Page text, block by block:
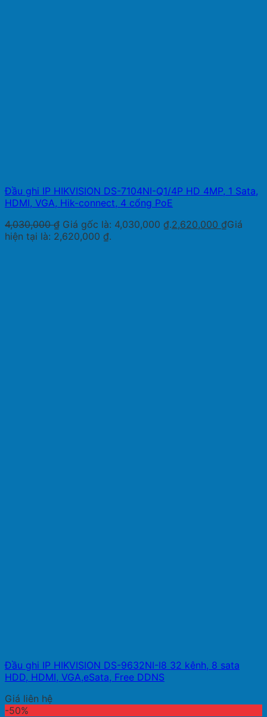
Đầu ghi IP HIKVISION DS-7104NI-Q1/4P HD 4MP, 1 Sata,
HDMI, VGA, Hik-connect, 4 cổng PoE
4,030,000₫ Giá gốc là: 4,030,000 ₫.2,620,000 ₫Giá
hiện tại là: 2,620,000 ₫.
Đầu ghi IP HIKVISION DS-9632NI-I8 32 kênh, 8 sata
HDD, HDMI, VGA,eSata, Free DDNS
Giá liên hệ
-50%